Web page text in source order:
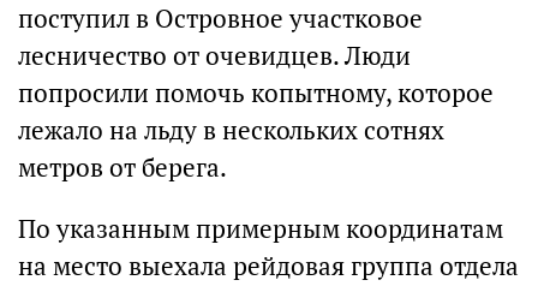
поступил в Островное участковое
лесничество от очевидцев. Люди
попросили помочь копытному, которое
лежало на льду в нескольких сотнях
метров от берега.
По указанным примерным координатам
на место выехала рейдовая группа отдела